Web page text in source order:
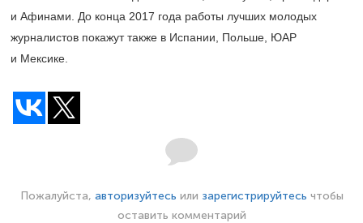
и Афинами. До конца 2017 года работы лучших молодых
журналистов покажут также в Испании, Польше, ЮАР
и Мексике.
Пожалуйста, авторизуйтесь или зарегистрируйтесь чтобы
оставить комментарий